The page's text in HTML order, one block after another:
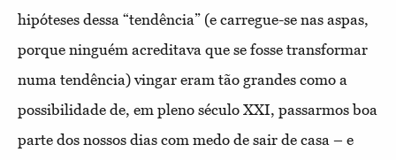
hipóteses dessa “tendência” (e carregue-se nas aspas,
porque ninguém acreditava que se fosse transformar
numa tendência) vingar eram tão grandes como a
possibilidade de, em pleno século XXI, passarmos boa
parte dos nossos dias com medo de sair de casa – e